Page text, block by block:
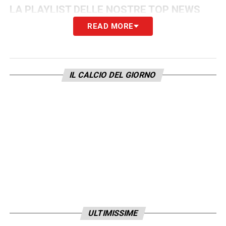
LA PLAYLIST DELLE NOSTRE TOP NEWS
READ MORE
IL CALCIO DEL GIORNO
ULTIMISSIME